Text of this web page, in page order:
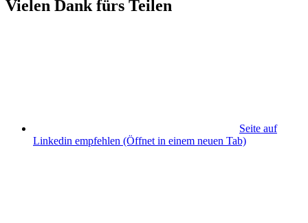
Vielen Dank fürs Teilen
Seite auf
Linkedin empfehlen (Öffnet in einem neuen Tab)